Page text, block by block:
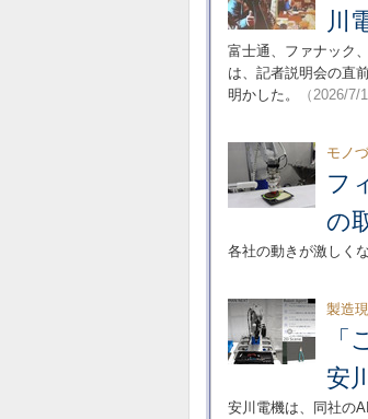
川
富士通、ファナック
は、記者説明会の直
明かした。
（2026/7/
モノ
フ
の
各社の動きが激しく
製造
安
安川電機は、同社の